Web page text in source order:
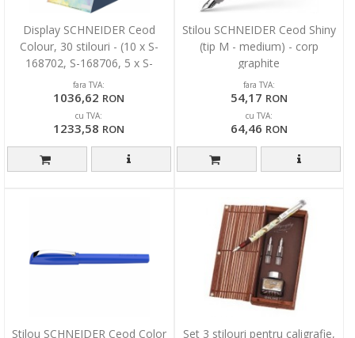
Display SCHNEIDER Ceod
Colour, 30 stilouri - (10 x S-
168702, S-168706, 5 x S-
168701, S-168707)
fara TVA:
1036,62 RON
cu TVA:
1233,58 RON
Stilou SCHNEIDER Ceod Shiny
(tip M - medium) - corp
graphite
fara TVA:
54,17 RON
cu TVA:
64,46 RON
Stilou SCHNEIDER Ceod Color
Set 3 stilouri pentru caligrafie,